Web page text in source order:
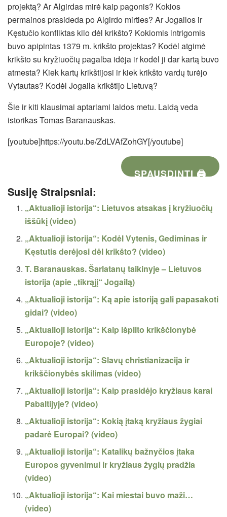
projektą? Ar Algirdas mirė kaip pagonis? Kokios
permainos prasideda po Algirdo mirties? Ar Jogailos ir
Kęstučio konfliktas kilo dėl krikšto? Kokiomis intrigomis
buvo apipintas 1379 m. krikšto projektas? Kodėl atgimė
krikšto su kryžiuočių pagalba idėja ir kodėl ji dar kartą buvo
atmesta? Kiek kartų krikštijosi ir kiek krikšto vardų turėjo
Vytautas? Kodėl Jogaila krikštijo Lietuvą?
Šie ir kiti klausimai aptariami laidos metu. Laidą veda
istorikas Tomas Baranauskas.
[youtube]https://youtu.be/ZdLVAfZohGY[/youtube]
SPAUSDINTI 🖨
Susiję Straipsniai:
„Aktualioji istorija“: Lietuvos atsakas į kryžiuočių
iššūkį (video)
„Aktualioji istorija“: Kodėl Vytenis, Gediminas ir
Kęstutis derėjosi dėl krikšto? (video)
T. Baranauskas. Šarlatanų taikinyje – Lietuvos
istorija (apie „tikrąjį“ Jogailą)
„Aktualioji istorija“: Ką apie istoriją gali papasakoti
gidai? (video)
„Aktualioji istorija“: Kaip išplito krikščionybė
Europoje? (video)
„Aktualioji istorija“: Slavų christianizacija ir
krikščionybės skilimas (video)
„Aktualioji istorija“: Kaip prasidėjo kryžiaus karai
Pabaltijyje? (video)
„Aktualioji istorija“: Kokią įtaką kryžiaus žygiai
padarė Europai? (video)
„Aktualioji istorija“: Katalikų bažnyčios įtaka
Europos gyvenimui ir kryžiaus žygių pradžia
(video)
„Aktualioji istorija“: Kai miestai buvo maži…
(video)